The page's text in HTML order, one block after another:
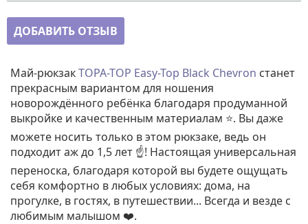
ДОБАВИТЬ ОТЗЫВ
Май-рюкзакTOPA-TOP Easy-Top Black Chevron станет
прекрасным вариантом для ношения
новорождённого ребёнка благодаря продуманной
выкройке и качественным материалам ⭐. Вы даже
можете носить только в этом рюкзаке, ведь он
подходит аж до 1,5 лет ☝️! Настоящая универсальная
переноска, благодаря которой вы будете ощущать
себя комфортно в любых условиях: дома, на
прогулке, в гостях, в путешествии... Всегда и везде с
любимым малышом ❤️.